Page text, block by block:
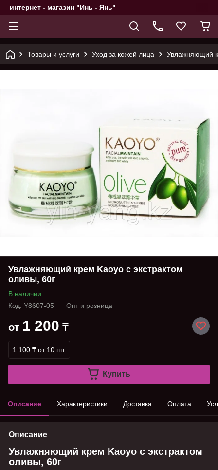
интернет - магазин "Инь - Янь"
Товары и услуги Уход за кожей лица Увлажняющий
Увлажняющий крем Kaoyo с экстрактом
оливы, 60г
В наличии
Код: Y8607-05
Опт и розница
от 1 200 ₸
1 100 ₸ от 10 шт.
Купить
Описание Характеристики Доставка Оплата
Описание
Увлажняющий крем Kaoyo с экстрактом
оливы, 60г